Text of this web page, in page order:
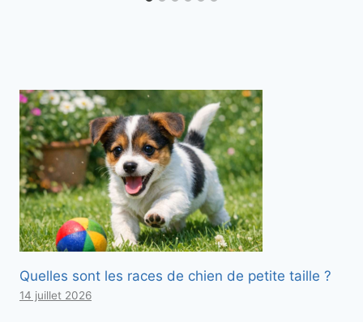
Quelles sont les races de chien de petite taille ?
14 juillet 2026